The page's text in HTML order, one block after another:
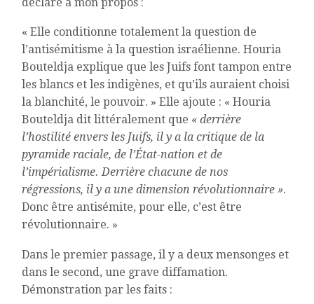
« Elle conditionne totalement la question de
l’antisémitisme à la question israélienne. Houria
Bouteldja explique que les Juifs font tampon entre
les blancs et les indigènes, et qu’ils auraient choisi
la blanchité, le pouvoir. » Elle ajoute : « Houria
Bouteldja dit littéralement que « derrière
l’hostilité envers les Juifs, il y a la critique de la
pyramide raciale, de l’État-nation et de
l’impérialisme. Derrière chacune de nos
régressions, il y a une dimension révolutionnaire ».
Donc être antisémite, pour elle, c’est être
révolutionnaire. »
Dans le premier passage, il y a deux mensonges et
dans le second, une grave diffamation.
Démonstration par les faits :